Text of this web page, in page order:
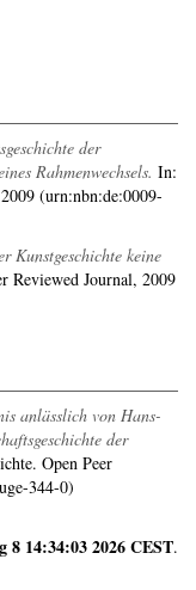
der
Rahmenwechsels. In:
(urn:nbn:de:0009-
Kunstgeschichte keine
Reviewed Journal, 2009
anlässlich von Hans-
der
Open Peer
344-0)
8 14:34:03 2026 CEST.